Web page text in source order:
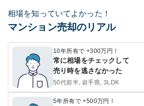
相場を知っていてよかった！
マンション売却のリアル
10年所有で +300万円！
常に相場をチェックして
売り時を逃さなかった
50代前半, 岩手県, 3LDK
5年所有で +500万円！